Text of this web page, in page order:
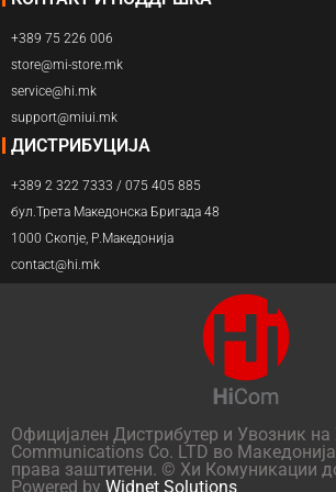
+389 75 226 006
store@mi-store.mk
service@hi.mk
support@miui.mk
ДИСТРИБУЦИЈА
+389 2 322 7333 / 075 405 885
бул.Трета Македонска Бригада 48
1000 Скопје, Р.Македонија
contact@hi.mk
Официјален Дистрибутер и Увозник на
Communications Co. LTD во
права заштитени. © Хи Комуникации
Powered by Widnet Solutions